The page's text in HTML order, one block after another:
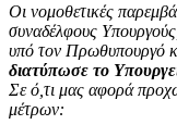
Οι νομοθετικές
συναδέλφους
υπό τον Πρωθυπουργό
διατύπωσε το
Σε ό,τι μας αφορά
μέτρων: